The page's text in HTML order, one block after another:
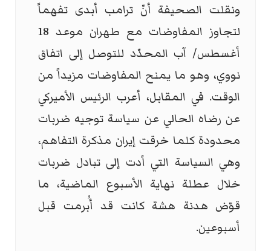
ونقلت الصحيفة أنّ ترامب أبدى تفهماً
لتجاوز المفاوضات مع طهران موعد 18
أغسطس/ آب المحدّد للتوصل إلى اتفاق
نووي، وهو ما يمنح المفاوضات مزيداً من
الوقت. في المقابل، أعرب الرئيس الأميركي
عن رضاه الحالي عن سياسة توجيه ضربات
محدودة كلما خرقت إيران مذكرة التفاهم،
وهي السياسة التي أدت إلى تبادل ضربات
خلال عطلة نهاية الأسبوع الماضية، ما
قوّض هدنة هشة كانت قد أُبرمت قبل
أسبوعين.